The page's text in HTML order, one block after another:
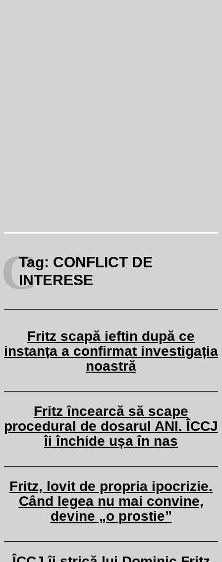
Tag: CONFLICT DE
INTERESE
C
Fritz scapă ieftin după ce
instanța a confirmat investigația
noastră
Fritz încearcă să scape
procedural de dosarul ANI. ÎCCJ
îi închide ușa în nas
Fritz, lovit de propria ipocrizie.
Când legea nu mai convine,
devine „o prostie”